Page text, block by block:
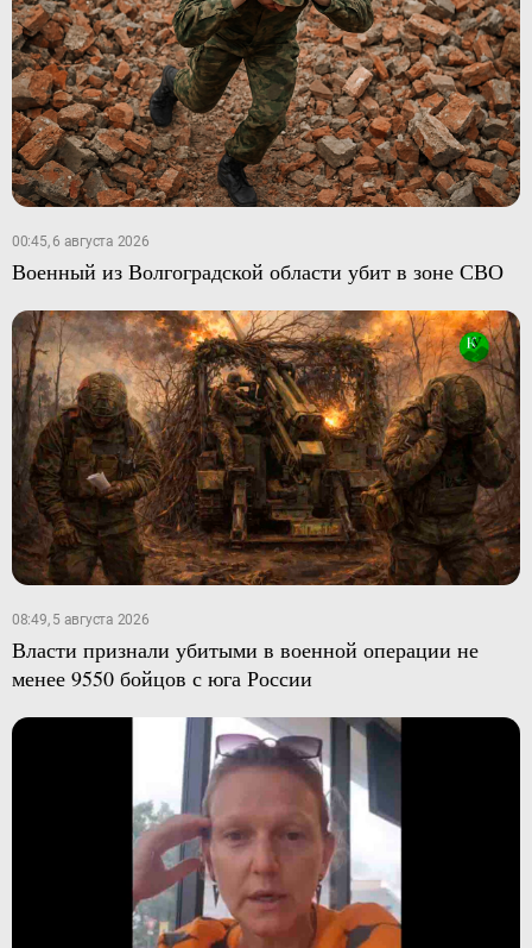
00:45, 6 августа 2026
Военный из Волгоградской области убит в зоне СВО
08:49, 5 августа 2026
Власти признали убитыми в военной операции не
менее 9550 бойцов с юга России